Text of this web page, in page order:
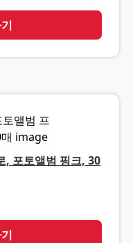
, 포토앨범 핑크, 30